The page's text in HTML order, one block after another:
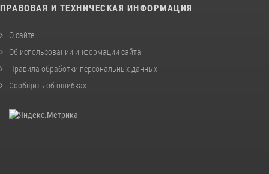
ПРАВОВАЯ И ТЕХНИЧЕСКАЯ ИНФОРМАЦИЯ
О сайте
Об использовании информации сайта
Правила обработки персональных данных
Сообщить об ошибках